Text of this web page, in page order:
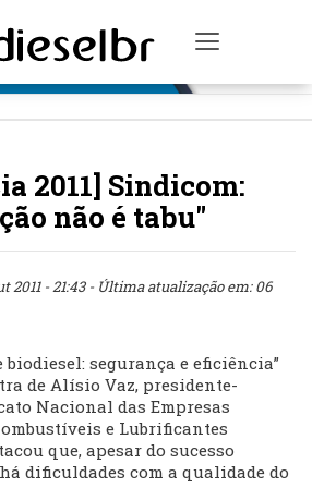
Toggle
2011] Sindicom:
não é tabu"
2011 - 21:43 - Última atualização em: 06
biodiesel: segurança e eficiência”
de Alísio Vaz, presidente-
Nacional das Empresas
e Lubrificantes
que, apesar do sucesso
dificuldades com a qualidade do